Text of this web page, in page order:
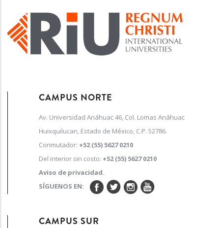
CAMPUS NORTE
Av. Universidad Anáhuac 46, Col. Lomas Anáhuac
Huixquilucan, Estado de México, C.P. 52786.
Conmutador: +52 (55) 5627 0210
Del interior sin costo: +52 (55) 5627 0210
Aviso de privacidad.
SÍGUENOS EN:
CAMPUS SUR